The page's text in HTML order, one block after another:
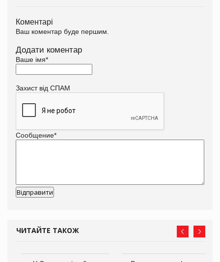
Коментарі
Ваш коментар буде першим.
Додати коментар
Ваше імя*
Захист від СПАМ
Сообщение*
ЧИТАЙТЕ ТАКОЖ